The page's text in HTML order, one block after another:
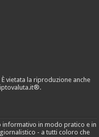
vietata la riproduzione anche
in modo pratico e in
- a tutti coloro che